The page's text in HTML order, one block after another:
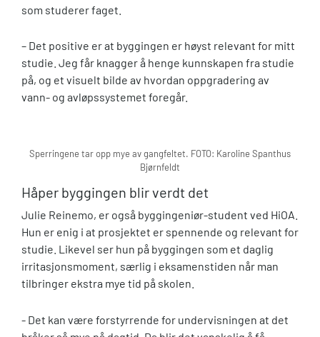
som studerer faget.
– Det positive er at byggingen er høyst relevant for mitt
studie. Jeg får knagger å henge kunnskapen fra studie
på, og et visuelt bilde av hvordan oppgradering av
vann- og avløpssystemet foregår.
Sperringene tar opp mye av gangfeltet. FOTO: Karoline Spanthus
Bjørnfeldt
Håper byggingen blir verdt det
Julie Reinemo, er også byggingeniør-student ved HiOA.
Hun er enig i at prosjektet er spennende og relevant for
studie. Likevel ser hun på byggingen som et daglig
irritasjonsmoment, særlig i eksamenstiden når man
tilbringer ekstra mye tid på skolen.
- Det kan være forstyrrende for undervisningen at det